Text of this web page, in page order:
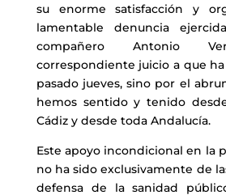
su enorme satisfacción y
lamentable denuncia
compañero Antonio
correspondiente juicio a que
pasado jueves, sino por el
hemos sentido y tenido
Cádiz y desde toda Andalucía.
Este apoyo incondicional en la
no ha sido exclusivamente de
defensa de la sanidad